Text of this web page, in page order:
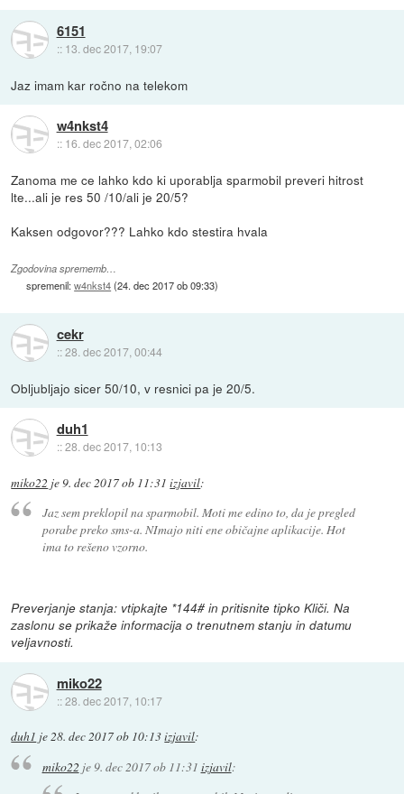
6151
:: 13. dec 2017, 19:07
Jaz imam kar ročno na telekom
w4nkst4
:: 16. dec 2017, 02:06
Zanoma me ce lahko kdo ki uporablja sparmobil preveri hitrost
lte...ali je res 50 /10/ali je 20/5?
Kaksen odgovor??? Lahko kdo stestira hvala
Zgodovina sprememb…
spremenil:w4nkst4(24. dec 2017 ob 09:33)
cekr
::28. dec 2017, 00:44
Obljubljajo sicer 50/10, v resnici pa je 20/5.
duh1
::28. dec 2017, 10:13
miko22 je9. dec 2017 ob 11:31 izjavil:
Jaz sem preklopil na sparmobil. Moti me edino to, da je pregled
porabe preko sms-a. NImajo niti ene običajne aplikacije. Hot
ima to rešeno vzorno.
Preverjanje stanja: vtipkajte *144# in pritisnite tipko Kliči. Na
zaslonu se prikaže informacija o trenutnem stanju in datumu
veljavnosti.
miko22
::28. dec 2017, 10:17
duh1 je28. dec 2017 ob 10:13izjavil:
miko22je9. dec 2017 ob 11:31 izjavil: